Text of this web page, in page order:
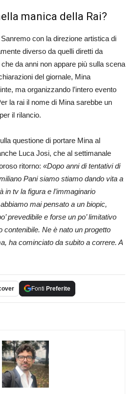
manica della Rai?
con la direzione artistica di
diverso da quelli diretti da
da anni non appare più sulla scena
del giornale, Mina
ma organizzando l’intero evento
la rai il nome di Mina sarebbe un
il rilancio.
questione di portare Mina al
Luca Josi, che al settimanale
ritorno: «Dopo anni di tentativi di
Pani siamo stiamo dando vita a
in tv la figura e l’immaginario
mai pensato a un biopic,
prevedibile e forse un po’ limitativo
contenibile. Ne è nato un progetto
ha cominciato da subito a correre. A
Fonti Preferite